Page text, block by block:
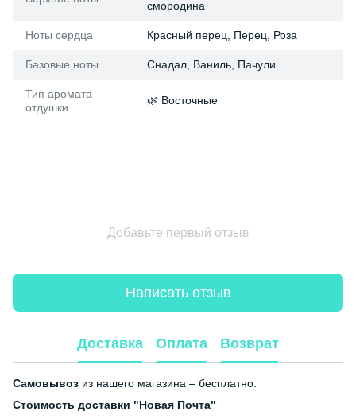
смородина
Ноты сердца Красный перец, Перец, Роза
Базовые ноты Снадал, Ваниль, Пачули
Тип аромата
отдушки
🌿 Восточные
Добавьте первый отзыв
Написать отзыв
Доставка Оплата Возврат
Самовывоз из нашего магазина – бесплатно.
Стоимость доставки "Новая Почта"